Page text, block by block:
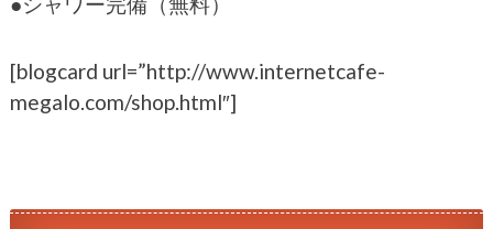
[blogcard url=”http://www.internetcafe-
megalo.com/shop.html″]